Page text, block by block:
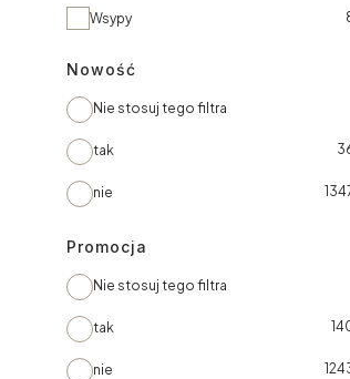
Wsypy
Nowość
Nie stosuj tego filtra
tak
nie
Promocja
Nie stosuj tego filtra
tak
nie